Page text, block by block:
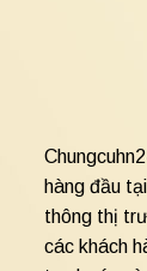
hàng đầu
thông thị
các khách